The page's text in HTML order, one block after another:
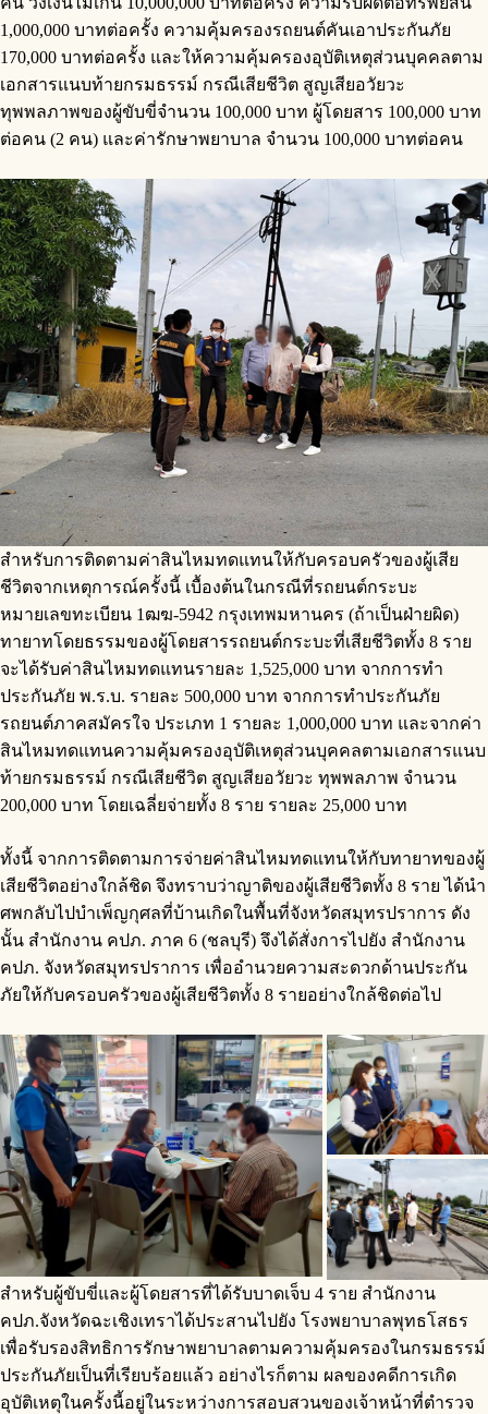
1,000,000 บาทต่อครั้ง ความคุ้มครองรถยนต์คันเอาประกันภัย
170,000 บาทต่อครั้ง และให้ความคุ้มครองอุบัติเหตุส่วนบุคคลตาม
เอกสารแนบท้ายกรมธรรม์ กรณีเสียชีวิต สูญเสียอวัยวะ
ทุพพลภาพของผู้ขับขี่จำนวน 100,000 บาท ผู้โดยสาร 100,000 บาท
ต่อคน (2 คน) และค่ารักษาพยาบาล จำนวน 100,000 บาทต่อคน
สำหรับการติดตามค่าสินไหมทดแทนให้กับครอบครัวของผู้เสีย
ชีวิตจากเหตุการณ์ครั้งนี้ เบื้องต้นในกรณีที่รถยนต์กระบะ
หมายเลขทะเบียน 1ฒฆ-5942 กรุงเทพมหานคร (ถ้าเป็นฝ่ายผิด)
ทายาทโดยธรรมของผู้โดยสารรถยนต์กระบะที่เสียชีวิตทั้ง 8 ราย
จะได้รับค่าสินไหมทดแทนรายละ 1,525,000 บาท จากการทำ
ประกันภัย พ.ร.บ. รายละ 500,000 บาท จากการทำประกันภัย
รถยนต์ภาคสมัครใจ ประเภท 1 รายละ 1,000,000 บาท และจากค่า
สินไหมทดแทนความคุ้มครองอุบัติเหตุส่วนบุคคลตามเอกสารแนบ
ท้ายกรมธรรม์ กรณีเสียชีวิต สูญเสียอวัยวะ ทุพพลภาพ จำนวน
200,000 บาท โดยเฉลี่ยจ่ายทั้ง 8 ราย รายละ 25,000 บาท
ทั้งนี้ จากการติดตามการจ่ายค่าสินไหมทดแทนให้กับทายาทของผู้
เสียชีวิตอย่างใกล้ชิด จึงทราบว่าญาติของผู้เสียชีวิตทั้ง 8 ราย ได้นำ
ศพกลับไปบำเพ็ญกุศลที่บ้านเกิดในพื้นที่จังหวัดสมุทรปราการ ดัง
นั้น สำนักงาน คปภ. ภาค 6 (ชลบุรี) จึงได้สั่งการไปยัง สำนักงาน
คปภ. จังหวัดสมุทรปราการ เพื่ออำนวยความสะดวกด้านประกัน
ภัยให้กับครอบครัวของผู้เสียชีวิตทั้ง 8 รายอย่างใกล้ชิดต่อไป
สำหรับผู้ขับขี่และผู้โดยสารที่ได้รับบาดเจ็บ 4 ราย สำนักงาน
คปภ.จังหวัดฉะเชิงเทราได้ประสานไปยัง โรงพยาบาลพุทธโสธร
เพื่อรับรองสิทธิการรักษาพยาบาลตามความคุ้มครองในกรมธรรม์
ประกันภัยเป็นที่เรียบร้อยแล้ว อย่างไรก็ตาม ผลของคดีการเกิด
อุบัติเหตุในครั้งนี้อยู่ในระหว่างการสอบสวนของเจ้าหน้าที่ตำรวจ